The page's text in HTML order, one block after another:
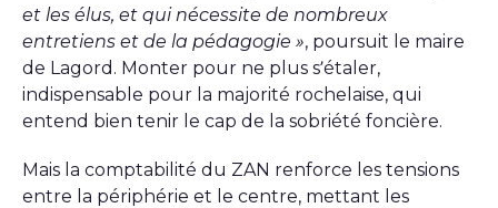
et les élus, et qui nécessite de nombreux
entretiens et de la pédagogie », poursuit le maire
de Lagord. Monter pour ne plus s’étaler,
indispensable pour la majorité rochelaise, qui
entend bien tenir le cap de la sobriété foncière.
Mais la comptabilité du ZAN renforce les tensions
entre la périphérie et le centre, mettant les